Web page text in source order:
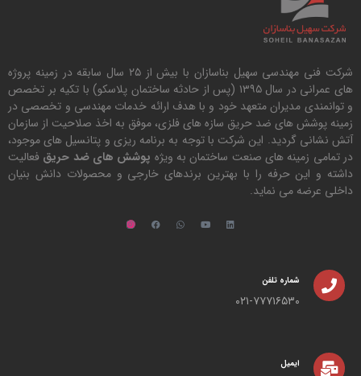
شرکت فنی مهندسی سهیل بناسازان با بیش از ۲۵ سال سابقه در زمینه پروژه
های عمرانی در سال ۱۳۹۵ (پس از حادثه ساختمان پلاسکو) با تکیه بر تخصص
و توانمندی مدیران متعهد خود و با هدف ارائه خدمات مهندسی و تخصصی در
زمینه پوشش های ضد حریق سازه های فلزی، موفق به اخذ صلاحیت از سازمان
آتش نشانی گردید. این شرکت با توجه به برنامه ریزی و پتانسیل های موجود،
در تمامی زمینه های صنعت ساختمان به ویژه پوشش های ضد حریق فعالیت
داشته و این حرفه را با بهترین برندهای خارجی و محصولات دانش بنیان
داخلی عرضه می نماید.
شماره تلفن
۰۲۱-۷۷۷۱۶۵۳۰
ایمیل